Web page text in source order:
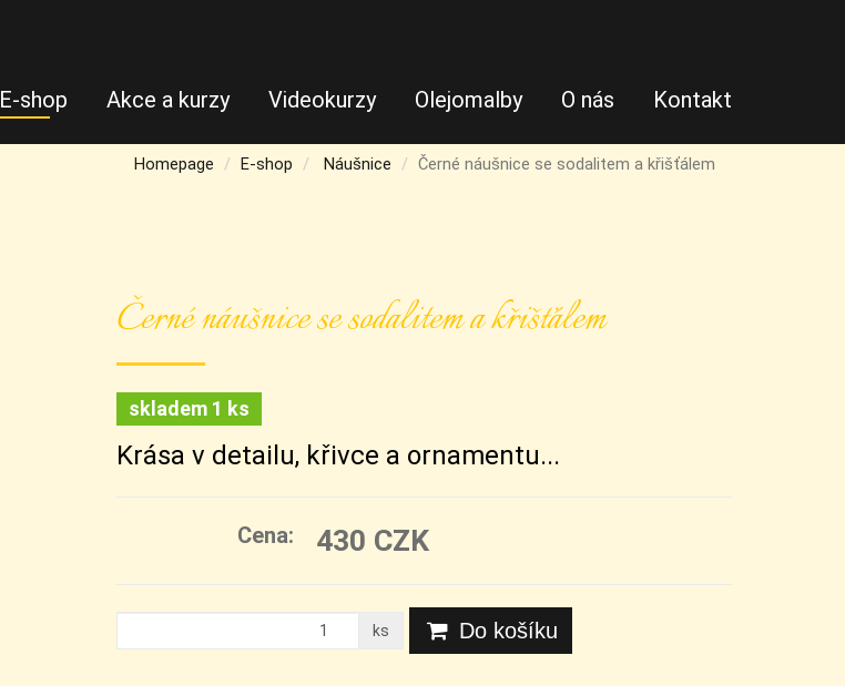
E-shop Akce a kurzy Videokurzy Olejomalby O nás Kontakt
Homepage E-shop Náušnice Černé náušnice se sodalitem a křišťálem
Černé náušnice se sodalitem a křišťálem
skladem 1 ks
Krása v detailu, křivce a ornamentu...
Cena: 430 CZK
ks Do košíku